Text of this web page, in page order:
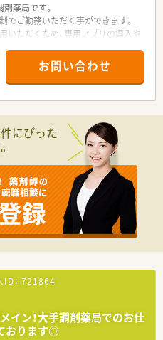
薬局です。
ご勤務いただく事ができます。
ただくため、専用アプリの導入や
お問い合わせ
にぴった
： 721864
イン！大手調剤薬局でのお仕
おります◎